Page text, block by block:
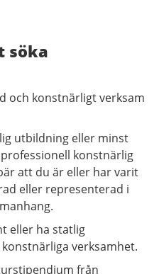
söka
och konstnärligt verksam
utbildning eller minst
konstnärlig
att du är eller har varit
eller representerad i
eller ha statlig
verksamhet.
från